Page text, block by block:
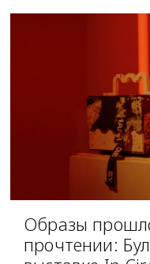
Образы
прочтении: